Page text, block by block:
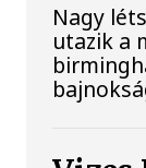
Nagy
utazik a